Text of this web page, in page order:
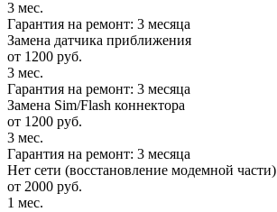
3 мес.
Гарантия на ремонт: 3 месяца
Замена датчика приближения
от 1200 руб.
3 мес.
Гарантия на ремонт: 3 месяца
Замена Sim/Flash коннектора
от 1200 руб.
3 мес.
Гарантия на ремонт: 3 месяца
Нет сети (восстановление модемной части)
от 2000 руб.
1 мес.